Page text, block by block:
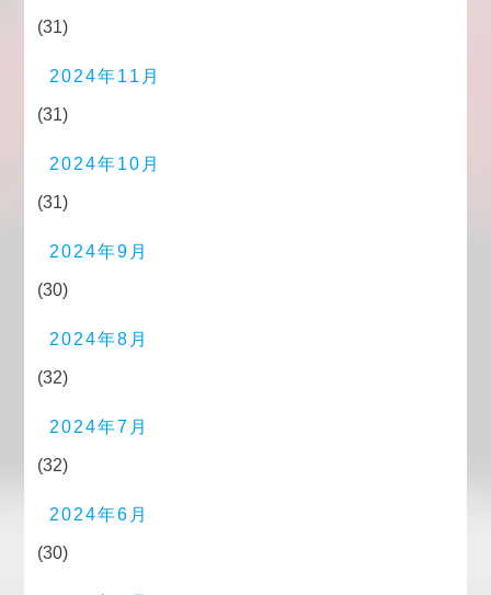
(31)
2024年11月
(31)
2024年10月
(31)
2024年9月
(30)
2024年8月
(32)
2024年7月
(32)
2024年6月
(30)